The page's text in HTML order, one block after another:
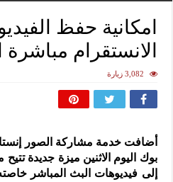
امكانية حفظ
الانستقرام
3,082 زيارة
أضافت خدمة مشاركة الصور
بوك اليوم الاثنين ميزة جديدة
إلى فيديوهات البث المباشر